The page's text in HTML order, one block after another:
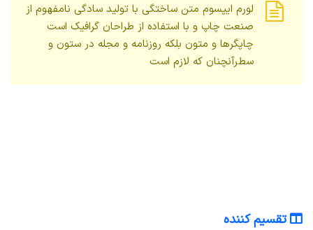
لورم ایپسوم متن ساختگی با تولید سادگی نامفهوم از
صنعت چاپ و با استفاده از طراحان گرافیک است
چاپگرها و متون بلکه روزنامه و مجله در ستون و
سطرآنچنان که لازم است
تقسیم کننده